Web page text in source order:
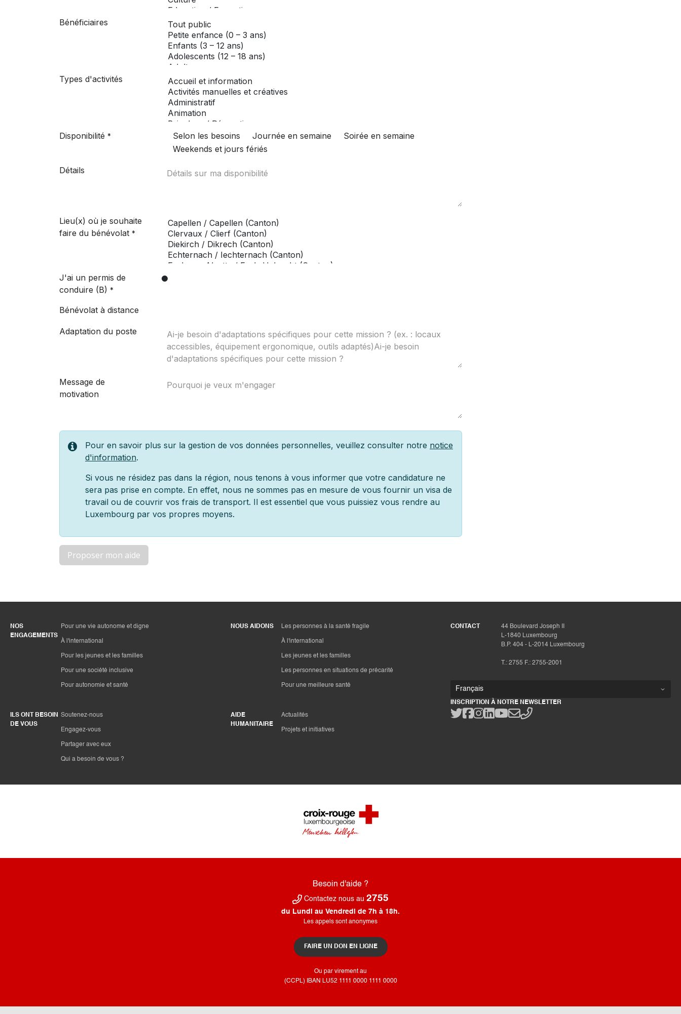
Bénéficiaires
Types d'activités
Disponibilité * Selon les besoins Journée en semaine
Soirée en semaine
Weekends et jours fériés
Détails
Lieu(x) où je souhaite
faire du bénévolat *
J'ai un permis de
conduire (B) *
Bénévolat à distance
Adaptation du poste
Message de
motivation
Pour en savoir plus sur la gestion de vos données personnelles, veuillez consulter notre notice
d'information.
Si vous ne résidez pas dans la région, nous tenons à vous informer que votre candidature ne
sera pas prise en compte. En effet, nous ne sommes pas en mesure de vous fournir un visa de
travail ou de couvrir vos frais de transport. Il est essentiel que vous puissiez vous rendre au
Luxembourg par vos propres moyens.
Proposer mon aide
NOS
ENGAGEMENTS
Pour une vie autonome et digne
À l'international
Pour les jeunes et les familles
Pour une société inclusive
Pour autonomie et santé
NOUS AIDONS Les personnes à la santé fragile
À l'international
Les jeunes et les familles
Les personnes en situations de précarité
Pour une meilleure santé
CONTACT
44 Boulevard Joseph II
L-1840 Luxembourg
B.P. 404 - L-2014 Luxembourg
T.: 2755 F.: 2755-2001
ILS ONT BESOIN
DE VOUS
Soutenez-nous
Engagez-vous
Partager avec eux
Qui a besoin de vous ?
AIDE
HUMANITAIRE
Actualités
Projets et initiatives
INSCRIPTION À NOTRE NEWSLETTER
Besoin d'aide ?
Contactez nous au 2755
du Lundi au Vendredi de 7h à 18h.
Les appels sont anonymes
FAIRE UN DON EN LIGNE
Ou par virement au
(CCPL) IBAN LU52​ 1111​ 0000​ 1111​ 0000